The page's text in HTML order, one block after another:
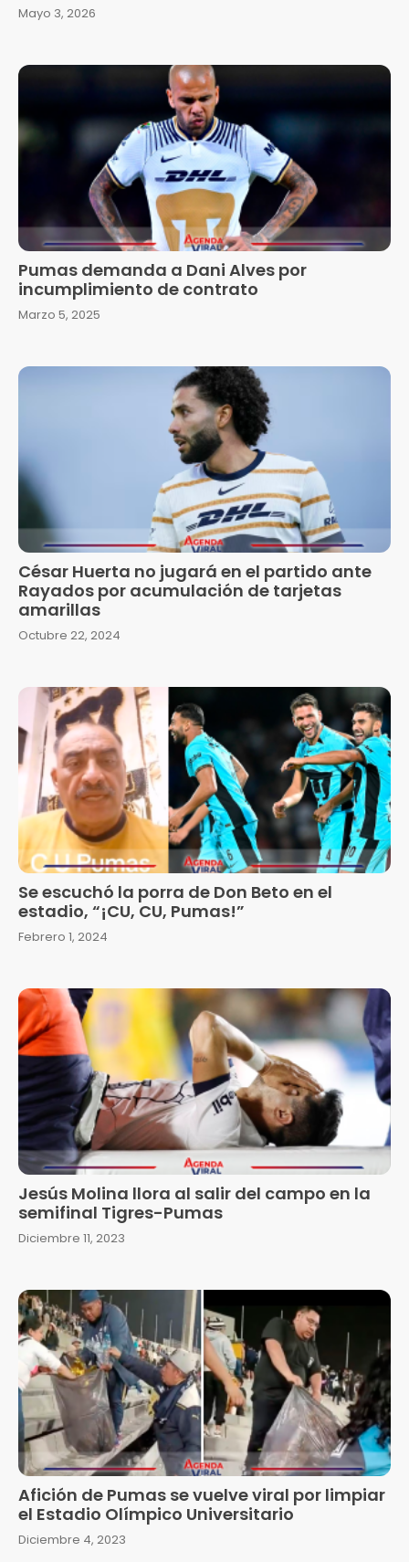
Mayo 3, 2026
Pumas demanda a Dani Alves por
incumplimiento de contrato
Marzo 5, 2025
César Huerta no jugará en el partido ante
Rayados por acumulación de tarjetas
amarillas
Octubre 22, 2024
Se escuchó la porra de Don Beto en el
estadio, “¡CU, CU, Pumas!”
Febrero 1, 2024
Jesús Molina llora al salir del campo en la
semifinal Tigres-Pumas
Diciembre 11, 2023
Afición de Pumas se vuelve viral por limpiar
el Estadio Olímpico Universitario
Diciembre 4, 2023